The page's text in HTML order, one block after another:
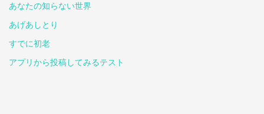
あなたの知らない世界
あげあしとり
すでに初老
アプリから投稿してみるテスト